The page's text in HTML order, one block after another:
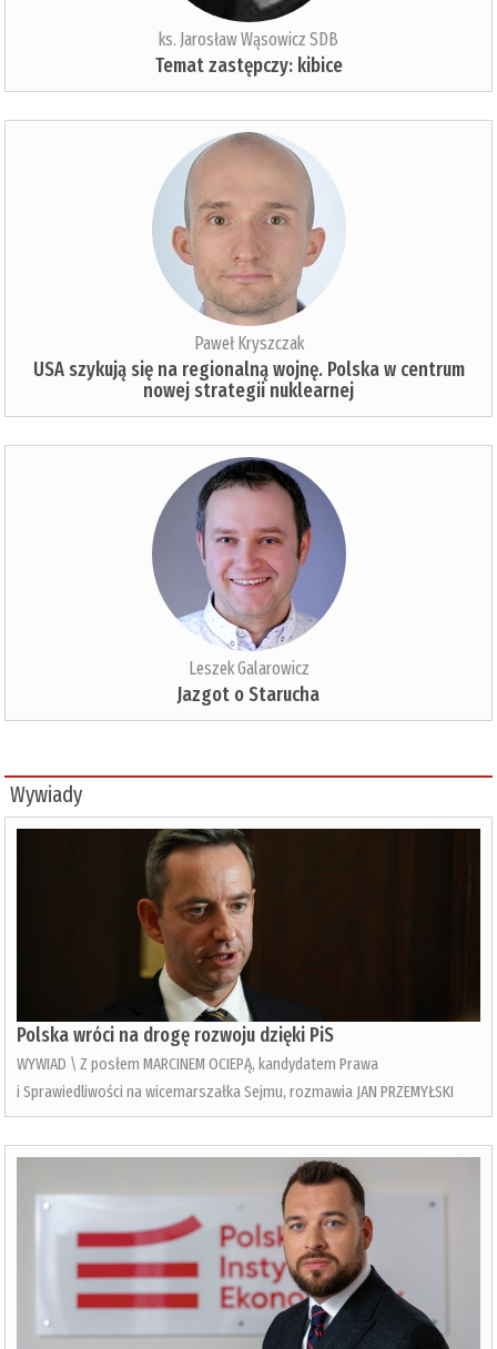
ks. Jarosław Wąsowicz SDB
Temat zastępczy: kibice
Paweł Kryszczak
USA szykują się na regionalną wojnę. Polska w centrum
nowej strategii nuklearnej
Leszek Galarowicz
Jazgot o Starucha
Wywiady
Polska wróci na drogę rozwoju dzięki PiS
WYWIAD \ Z posłem MARCINEM OCIEPĄ, kandydatem Prawa
i Sprawiedliwości na wicemarszałka Sejmu, rozmawia JAN PRZEMYŁSKI